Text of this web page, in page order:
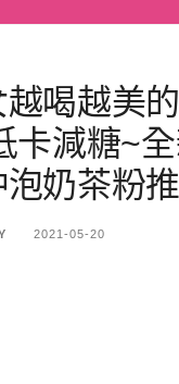
喝越美
卡減糖~
奶茶粉
2021-05-20